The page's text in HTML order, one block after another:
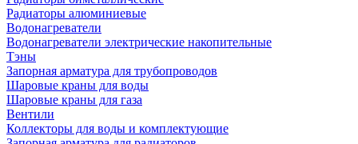
Радиаторы алюминиевые
Водонагреватели
Водонагреватели электрические накопительные
Тэны
Запорная арматура для трубопроводов
Шаровые краны для воды
Шаровые краны для газа
Вентили
Коллекторы для воды и комплектующие